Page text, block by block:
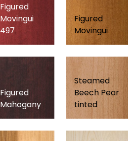
Figured
Movingui
497
Figured
Movingui
Figured
Mahogany
Steamed
Beech Pear
tinted